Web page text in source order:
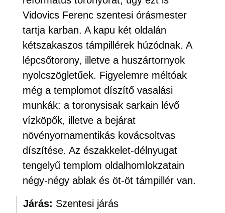
Vidovics Ferenc szentesi órásmester
tartja karban. A kapu két oldalán
kétszakaszos támpillérek húzódnak. A
lépcsőtorony, illetve a huszártornyok
nyolcszögletűek. Figyelemre méltóak
még a templomot díszítő vasalási
munkák: a toronysisak sarkain lévő
vízköpők, illetve a bejárat
növényornamentikás kovácsoltvas
díszítése. Az északkelet-délnyugat
tengelyű templom oldalhomlokzatain
négy-négy ablak és öt-öt támpillér van.
Járás: Szentesi járás